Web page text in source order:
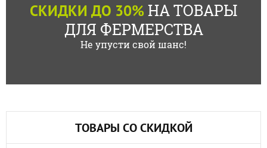
СКИДКИ ДО 30%НА ТОВАРЫ
ДЛЯ ФЕРМЕРСТВА
Не упусти свой шанс!
ТОВАРЫ СО СКИДКОЙ